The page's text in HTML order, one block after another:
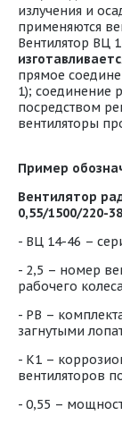
излучения и
применяются
Вентилятор ВЦ
прямое
1); соединение
посредством
вентиляторы
Пример
Вентилятор
0,55/1500/220-
- ВЦ 14-46 –
- 2,5 – номер
рабочего
- РВ –
загнутыми
- К1 –
вентиляторов
- 0,55 –